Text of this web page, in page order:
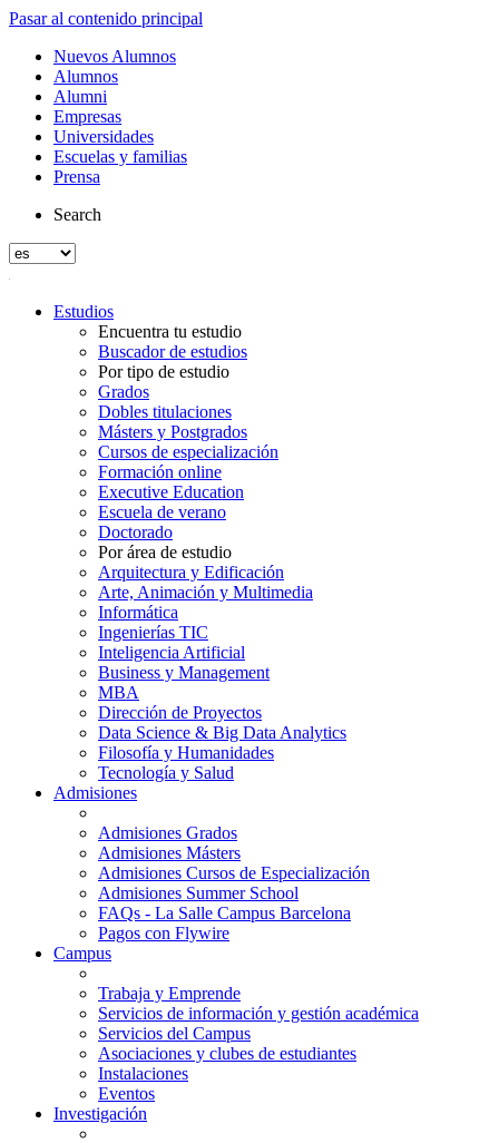
Pasar al contenido principal
Nuevos Alumnos
Alumnos
Alumni
Empresas
Universidades
Escuelas y familias
Prensa
Search
Estudios
Encuentra tu estudio
Buscador de estudios
Por tipo de estudio
Grados
Dobles titulaciones
Másters y Postgrados
Cursos de especialización
Formación online
Executive Education
Escuela de verano
Doctorado
Por área de estudio
Arquitectura y Edificación
Arte, Animación y Multimedia
Informática
Ingenierías TIC
Inteligencia Artificial
Business y Management
MBA
Dirección de Proyectos
Data Science & Big Data Analytics
Filosofía y Humanidades
Tecnología y Salud
Admisiones
Admisiones Grados
Admisiones Másters
Admisiones Cursos de Especialización
Admisiones Summer School
FAQs - La Salle Campus Barcelona
Pagos con Flywire
Campus
Trabaja y Emprende
Servicios de información y gestión académica
Servicios del Campus
Asociaciones y clubes de estudiantes
Instalaciones
Eventos
Investigación